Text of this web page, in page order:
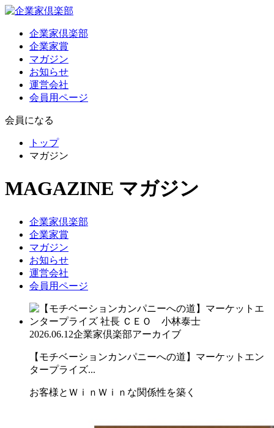
企業家倶楽部
企業家賞
マガジン
お知らせ
運営会社
会員用ページ
会員になる
トップ
マガジン
MAGAZINE マガジン
企業家倶楽部
企業家賞
マガジン
お知らせ
運営会社
会員用ページ
2026.06.12企業家倶楽部アーカイブ
【モチベーションカンパニーへの道】マーケットエン
タープライズ...
お客様とＷｉｎＷｉｎな関係性を築く